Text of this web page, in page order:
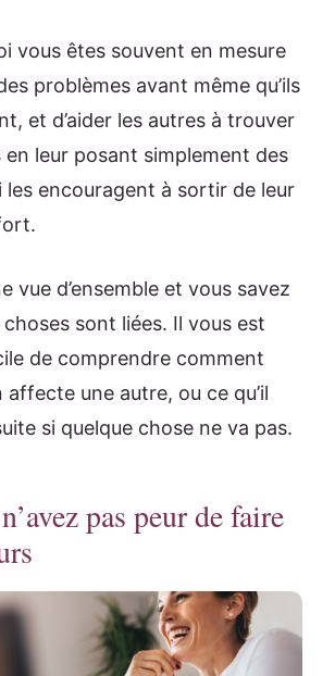
vous êtes souvent en mesure
problèmes avant même qu’ils
et d’aider les autres à trouver
en leur posant simplement des
les encouragent à sortir de leur
vue d’ensemble et vous savez
sont liées. Il vous est
de comprendre comment
affecte une autre, ou ce qu’il
si quelque chose ne va pas.
pas peur de faire